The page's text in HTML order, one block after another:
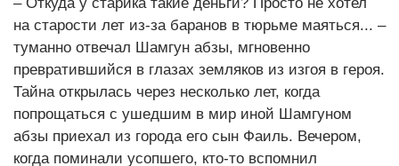
на старости лет из-за баранов в тюрьме маяться... –
туманно отвечал Шамгун абзы, мгновенно
превратившийся в глазах земляков из изгоя в героя.
Тайна открылась через несколько лет, когда
попрощаться с ушедшим в мир иной Шамгуном
абзы приехал из города его сын Фаиль. Вечером,
когда поминали усопшего, кто-то вспомнил